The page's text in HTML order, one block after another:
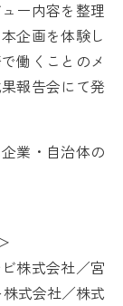
ー内容を整理
企画を体験し
働くことのメ
報告会にて発
業・自治体の
株式会社／宮
式会社／株式